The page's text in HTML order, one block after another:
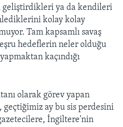
geliştirdikleri ya da kendileri
kolay kolay
Tam kapsamlı savaş
hedeflerin neler olduğu
kaçındığı
olarak görev yapan
geçtiğimiz ay bu sis perdesini
İngiltere'nin